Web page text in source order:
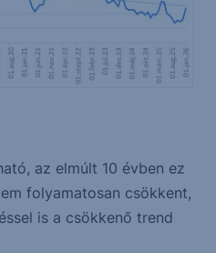
az elmúlt 10 évben ez
folyamatosan csökkent,
is a csökkenő trend